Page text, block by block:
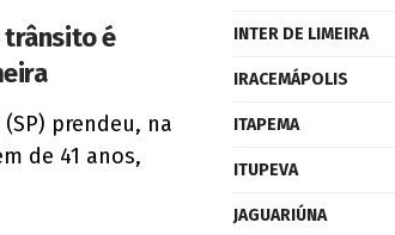
trânsito é
prendeu, na
de 41 anos,
INTER DE LIMEIRA
IRACEMÁPOLIS
ITAPEMA
ITUPEVA
JAGUARIÚNA